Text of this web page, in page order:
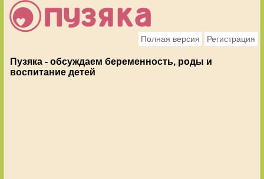
Полная версия Регистрация
Пузяка - обсуждаем беременность, роды и
воспитание детей